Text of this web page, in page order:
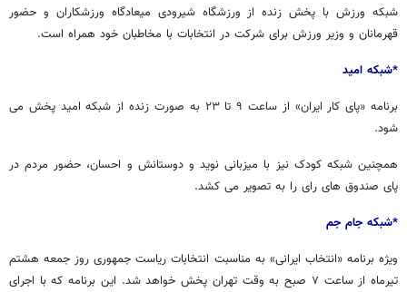
شبکه ورزش با پخش زنده از ورزشگاه شیرودی میعادگاه ورزشکاران و حضور
قهرمانان و ‌وزیر ورزش برای شرکت در انتخابات با مخاطبان خود همراه است.
*شبکه امید
برنامه «پای کار ایران» از ساعت ۹ تا ۲۳ به صورت زنده از شبکه امید پخش می
شود.
همچنین شبکه کودک نیز با میزبانی نوید و دوستانش و احسان، حضور مردم در
پای صندوق های رای را به تصویر می کشد.
*شبکه جام جم
ویژه برنامه «انتخاب ایرانی» به مناسبت انتخابات ریاست جمهوری روز جمعه هشتم
تیرماه از ساعت ۷ صبح به وقت تهران پخش خواهد شد. این برنامه که با اجرای